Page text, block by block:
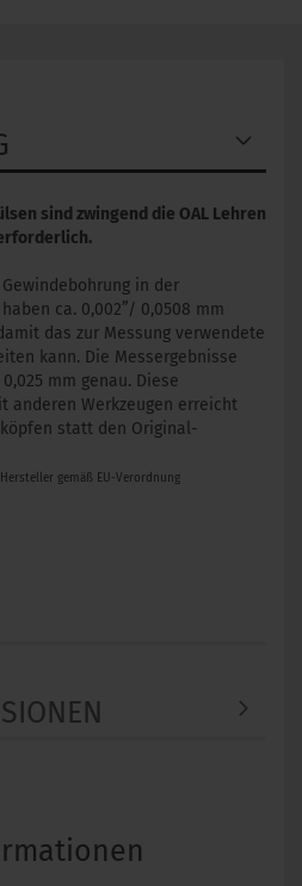
sind zwingend die OAL Lehren
in der
ca. 0,002”/ 0,0508 mm
das zur Messung verwendete
kann. Die Messergebnisse
mm genau. Diese
anderen Werkzeugen erreicht
statt den Original-
gemäß EU-Verordnung